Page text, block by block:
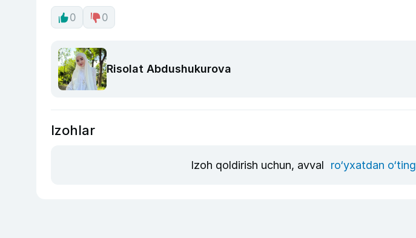
0 0
Risolat Abdushukurova
Izohlar
Izoh qoldirish uchun, avval ro‘yxatdan o‘ting